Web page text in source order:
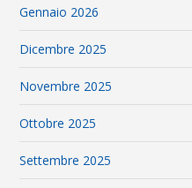
Gennaio 2026
Dicembre 2025
Novembre 2025
Ottobre 2025
Settembre 2025